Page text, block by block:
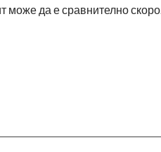
може да е сравнително скоро.